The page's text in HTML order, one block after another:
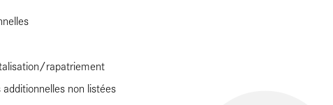
rapatriement
non listées